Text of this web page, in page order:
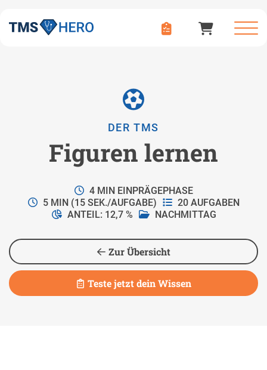
DER TMS
Figuren lernen
4 MIN EINPRÄGEPHASE
5 MIN (15 SEK./AUFGABE)
20 AUFGABEN
ANTEIL: 12,7 %
NACHMITTAG
Zur Übersicht
Teste jetzt dein Wissen